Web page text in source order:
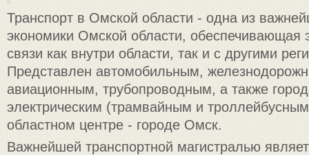
Транспорт в Омской области - одна из
экономики Омской области, обеспечивающая
связи как внутри области, так и с другими
Представлен автомобильным,
авиационным, трубопроводным, а также
электрическим (трамвайным и
областном центре - городе Омск.
Важнейшей транспортной магистралью